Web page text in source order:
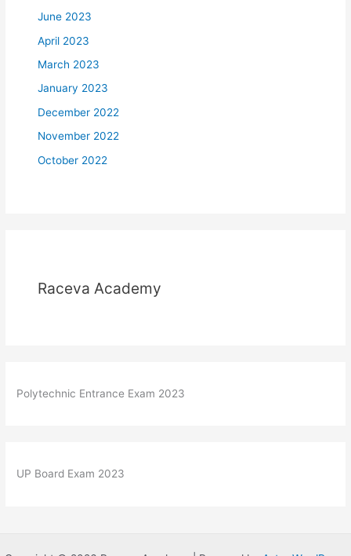
June 2023
April 2023
March 2023
January 2023
December 2022
November 2022
October 2022
Raceva Academy
Polytechnic Entrance Exam 2023
UP Board Exam 2023